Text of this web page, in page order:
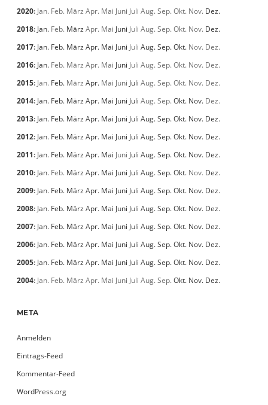
2020: Jan. Feb. März Apr. Mai Juni Juli Aug.Sep.Okt. Nov. Dez.
2018: Jan. Feb. März Apr. Mai Juni Juli Aug.Sep.Okt. Nov. Dez.
2017: Jan. Feb. März Apr. Mai Juni Juli Aug.Sep.Okt. Nov. Dez.
2016: Jan. Feb. März Apr. Mai Juni Juli Aug.Sep.Okt. Nov. Dez.
2015: Jan. Feb. März Apr. Mai Juni Juli Aug.Sep.Okt. Nov. Dez.
2014: Jan. Feb. März Apr. Mai Juni Juli Aug.Sep.Okt. Nov. Dez.
2013: Jan. Feb. März Apr. Mai Juni Juli Aug.Sep.Okt. Nov. Dez.
2012: Jan. Feb. März Apr. Mai Juni Juli Aug.Sep.Okt. Nov. Dez.
2011: Jan. Feb. März Apr. Mai Juni Juli Aug.Sep.Okt. Nov. Dez.
2010: Jan. Feb. März Apr. Mai Juni Juli Aug.Sep.Okt. Nov. Dez.
2009: Jan. Feb. März Apr. Mai Juni Juli Aug.Sep.Okt. Nov. Dez.
2008: Jan. Feb. März Apr. Mai Juni Juli Aug.Sep.Okt. Nov. Dez.
2007: Jan. Feb. März Apr. Mai Juni Juli Aug.Sep.Okt. Nov. Dez.
2006: Jan. Feb. März Apr. Mai Juni Juli Aug.Sep.Okt. Nov. Dez.
2005: Jan. Feb. März Apr. Mai Juni Juli Aug.Sep.Okt. Nov. Dez.
2004: Jan. Feb. März Apr. Mai Juni Juli Aug.Sep.Okt. Nov. Dez.
META
Anmelden
Eintrags-Feed
Kommentar-Feed
WordPress.org